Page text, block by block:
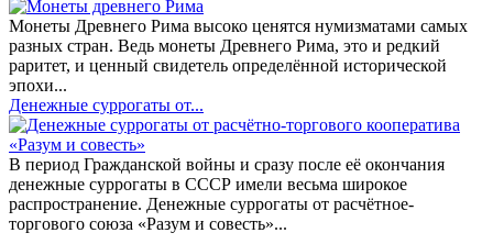
Монеты Древнего Рима высоко ценятся нумизматами самых
разных стран. Ведь монеты Древнего Рима, это и редкий
раритет, и ценный свидетель определённой исторической
эпохи...
Денежные суррогаты от...
В период Гражданской войны и сразу после её окончания
денежные суррогаты в СССР имели весьма широкое
распространение. Денежные суррогаты от расчётное-
торгового союза «Разум и совесть»...